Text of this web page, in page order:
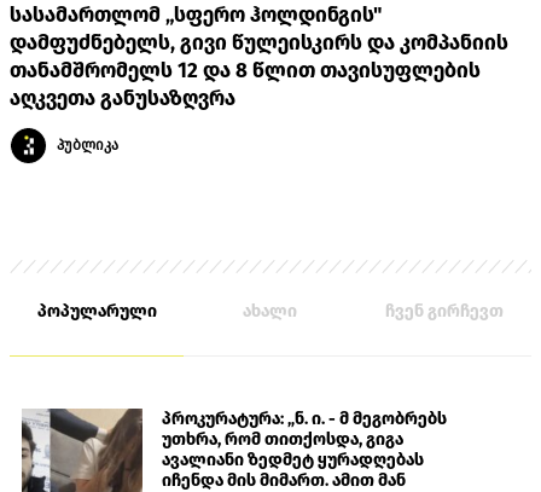
სასამართლომ „სფერო ჰოლდინგის"
დამფუძნებელს, გივი წულეისკირს და კომპანიის
თანამშრომელს 12 და 8 წლით თავისუფლების
აღკვეთა განუსაზღვრა
პუბლიკა
პოპულარული ახალი ჩვენ გირჩევთ
პროკურატურა: „ნ. ი. - მ მეგობრებს
უთხრა, რომ თითქოსდა, გიგა
ავალიანი ზედმეტ ყურადღებას
იჩენდა მის მიმართ. ამით მან